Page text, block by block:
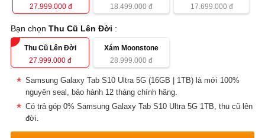
27.999.000 đ
256GB
18.499.000đ
256GB
17.699.000đ
Bạn chọnThu Cũ Lên Đời :
Thu Cũ Lên Đời
27.999.000đ
Xám Moonstone
28.999.000đ
Samsung Galaxy Tab S10 Ultra 5G (16GB | 1TB) là mới 100%
nguyên seal, bảo hành 12 tháng chính hãng.
Có trả góp 0% Samsung Galaxy Tab S10 Ultra 5G 1TB, thu cũ lên
đời.